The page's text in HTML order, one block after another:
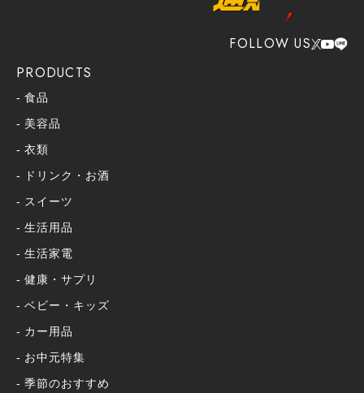
FOLLOW US
PRODUCTS
食品
美容品
衣類
ドリンク・お酒
スイーツ
生活用品
生活家電
健康・サプリ
ベビー・キッズ
カー用品
お中元特集
季節のおすすめ